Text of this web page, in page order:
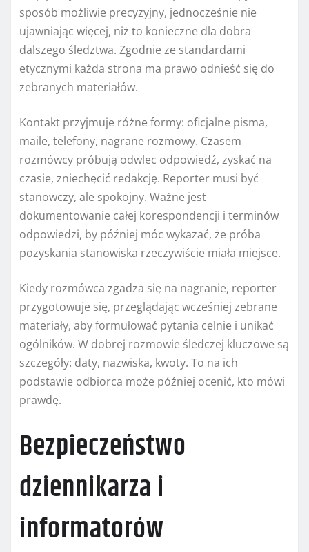
sposób możliwie precyzyjny, jednocześnie nie
ujawniając więcej, niż to konieczne dla dobra
dalszego śledztwa. Zgodnie ze standardami
etycznymi każda strona ma prawo odnieść się do
zebranych materiałów.
Kontakt przyjmuje różne formy: oficjalne pisma,
maile, telefony, nagrane rozmowy. Czasem
rozmówcy próbują odwlec odpowiedź, zyskać na
czasie, zniechęcić redakcję. Reporter musi być
stanowczy, ale spokojny. Ważne jest
dokumentowanie całej korespondencji i terminów
odpowiedzi, by później móc wykazać, że próba
pozyskania stanowiska rzeczywiście miała miejsce.
Kiedy rozmówca zgadza się na nagranie, reporter
przygotowuje się, przeglądając wcześniej zebrane
materiały, aby formułować pytania celnie i unikać
ogólników. W dobrej rozmowie śledczej kluczowe są
szczegóły: daty, nazwiska, kwoty. To na ich
podstawie odbiorca może później ocenić, kto mówi
prawdę.
Bezpieczeństwo
dziennikarza i
informatorów